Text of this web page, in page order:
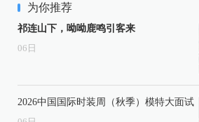
为你推荐
祁连山下，呦呦鹿鸣引客来
06 日
2026中国国际时装周（秋季）模特大面试